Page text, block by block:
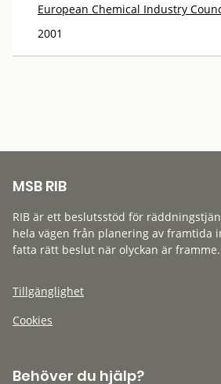
European Chemical Industry
2001
MSB RIB
RIB är ett beslutsstöd för
hela vägen från planering av framtida
fatta rätt beslut när olyckan är framme.
Tillgänglighet
Cookies
Behöver du hjälp?